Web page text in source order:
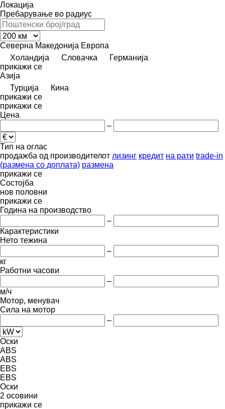
Локација
Пребарување во радиус
Северна Македонија Европа
Холандија
Словачка
Германија
прикажи се
Азија
Турција
Кина
прикажи се
прикажи се
Цена
–
Тип на оглас
продажба од производителот лизинг кредит на рати trade-in
(размена со доплата) размена
прикажи се
Состојба
нов половни
прикажи се
Година на производство
–
Карактеристики
Нето тежина
–
кг
Работни часови
–
м/ч
Мотор, менувач
Сила на мотор
–
Оски
ABS
ABS
EBS
EBS
Оски
2 осовини
прикажи се